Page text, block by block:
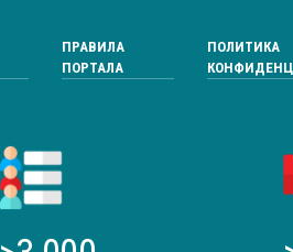
ПРАВИЛА
ПОРТАЛА
ПОЛИТИКА